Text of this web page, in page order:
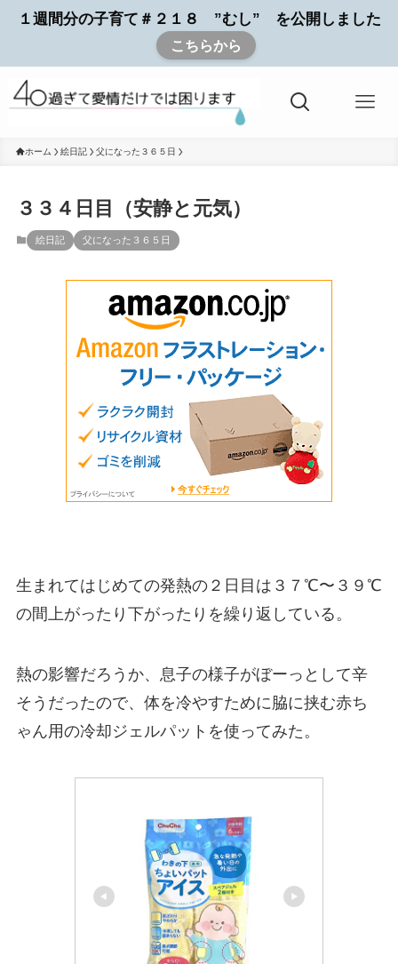
１週間分の子育て＃２１８ ”むし” を公開しました
こちらから
ホーム 絵日記 父になった３６５日
３３４日目（安静と元気）
絵日記 父になった３６５日
生まれてはじめての発熱の２日目は３７℃〜３９℃
の間上がったり下がったりを繰り返している。
熱の影響だろうか、息子の様子がぼーっとして辛
そうだったので、体を冷やすために脇に挟む赤ち
ゃん用の冷却ジェルパットを使ってみた。